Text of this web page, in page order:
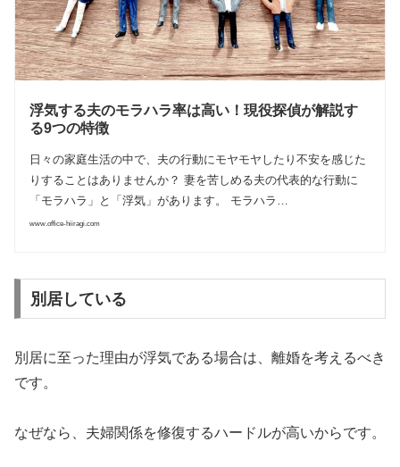
浮気する夫のモラハラ率は高い！現役探偵が解説す
る9つの特徴
日々の家庭生活の中で、夫の行動にモヤモヤしたり不安を感じた
りすることはありませんか？ 妻を苦しめる夫の代表的な行動に
「モラハラ」と「浮気」があります。 モラハラ…
www.office-hiiragi.com
別居している
別居に至った理由が浮気である場合は、離婚を考えるべき
です。
なぜなら、 夫婦関係を修復するハードルが高いからです。